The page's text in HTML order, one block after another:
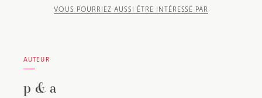
VOUS POURRIEZ AUSSI ÊTRE INTÉRESSÉ PAR
AUTEUR
p & a